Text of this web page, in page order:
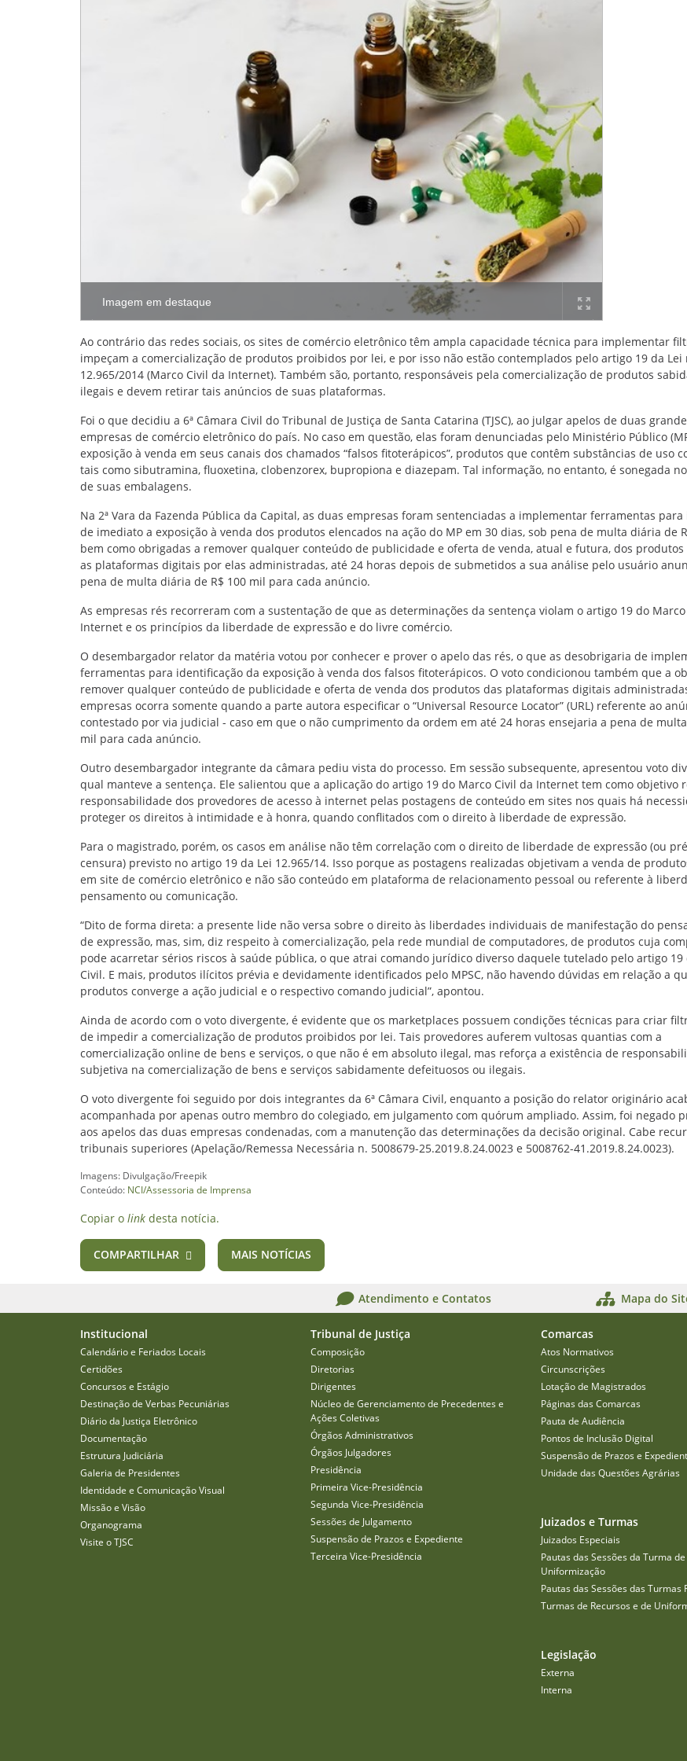
Imagem em destaque
Ao contrário das redes sociais, os sites de comércio eletrônico têm ampla capacidade técnica para implementar
impeçam a comercialização de produtos proibidos por lei, e por isso não estão contemplados pelo artigo 19 da Lei
12.965/2014 (Marco Civil da Internet). Também são, portanto, responsáveis pela comercialização de produtos
ilegais e devem retirar tais anúncios de suas plataformas.
Foi o que decidiu a 6ª Câmara Civil do Tribunal de Justiça de Santa Catarina (TJSC), ao julgar apelos de duas
empresas de comércio eletrônico do país. No caso em questão, elas foram denunciadas pelo Ministério Público
exposição à venda em seus canais dos chamados “falsos fitoterápicos”, produtos que contêm substâncias de uso
tais como sibutramina, fluoxetina, clobenzorex, bupropiona e diazepam. Tal informação, no entanto, é sonegada
de suas embalagens.
Na 2ª Vara da Fazenda Pública da Capital, as duas empresas foram sentenciadas a implementar ferramentas
de imediato a exposição à venda dos produtos elencados na ação do MP em 30 dias, sob pena de multa diária de
bem como obrigadas a remover qualquer conteúdo de publicidade e oferta de venda, atual e futura, dos produtos
as plataformas digitais por elas administradas, até 24 horas depois de submetidos a sua análise pelo usuário
pena de multa diária de R$ 100 mil para cada anúncio.
As empresas rés recorreram com a sustentação de que as determinações da sentença violam o artigo 19 do
Internet e os princípios da liberdade de expressão e do livre comércio.
O desembargador relator da matéria votou por conhecer e prover o apelo das rés, o que as desobrigaria de
ferramentas para identificação da exposição à venda dos falsos fitoterápicos. O voto condicionou também que a
remover qualquer conteúdo de publicidade e oferta de venda dos produtos das plataformas digitais
empresas ocorra somente quando a parte autora especificar o “Universal Resource Locator” (URL) referente ao
contestado por via judicial - caso em que o não cumprimento da ordem em até 24 horas ensejaria a pena de
mil para cada anúncio.
Outro desembargador integrante da câmara pediu vista do processo. Em sessão subsequente, apresentou voto
qual manteve a sentença. Ele salientou que a aplicação do artigo 19 do Marco Civil da Internet tem como objetivo
responsabilidade dos provedores de acesso à internet pelas postagens de conteúdo em sites nos quais há
proteger os direitos à intimidade e à honra, quando conflitados com o direito à liberdade de expressão.
Para o magistrado, porém, os casos em análise não têm correlação com o direito de liberdade de expressão (ou
censura) previsto no artigo 19 da Lei 12.965/14. Isso porque as postagens realizadas objetivam a venda de
em site de comércio eletrônico e não são conteúdo em plataforma de relacionamento pessoal ou referente à
pensamento ou comunicação.
“Dito de forma direta: a presente lide não versa sobre o direito às liberdades individuais de manifestação do
de expressão, mas, sim, diz respeito à comercialização, pela rede mundial de computadores, de produtos cuja
pode acarretar sérios riscos à saúde pública, o que atrai comando jurídico diverso daquele tutelado pelo artigo 19
Civil. E mais, produtos ilícitos prévia e devidamente identificados pelo MPSC, não havendo dúvidas em relação a
produtos converge a ação judicial e o respectivo comando judicial”, apontou.
Ainda de acordo com o voto divergente, é evidente que os marketplaces possuem condições técnicas para criar
de impedir a comercialização de produtos proibidos por lei. Tais provedores auferem vultosas quantias com a
comercialização online de bens e serviços, o que não é em absoluto ilegal, mas reforça a existência de
subjetiva na comercialização de bens e serviços sabidamente defeituosos ou ilegais.
O voto divergente foi seguido por dois integrantes da 6ª Câmara Civil, enquanto a posição do relator originário
acompanhada por apenas outro membro do colegiado, em julgamento com quórum ampliado. Assim, foi negado
aos apelos das duas empresas condenadas, com a manutenção das determinações da decisão original. Cabe
tribunais superiores (Apelação/Remessa Necessária n. 5008679-25.2019.8.24.0023 e 5008762-41.2019.8.24.0023).
Imagens: Divulgação/Freepik
Conteúdo: NCI/Assessoria de Imprensa
Copiar o link desta notícia.
COMPARTILHAR MAIS NOTÍCIAS
Atendimento e Contatos Mapa do
Institucional
Calendário e Feriados Locais
Certidões
Concursos e Estágio
Destinação de Verbas Pecuniárias
Diário da Justiça Eletrônico
Documentação
Estrutura Judiciária
Galeria de Presidentes
Identidade e Comunicação Visual
Missão e Visão
Organograma
Visite o TJSC
Tribunal de Justiça
Composição
Diretorias
Dirigentes
Núcleo de Gerenciamento de Precedentes e
Ações Coletivas
Órgãos Administrativos
Órgãos Julgadores
Presidência
Primeira Vice-Presidência
Segunda Vice-Presidência
Sessões de Julgamento
Suspensão de Prazos e Expediente
Terceira Vice-Presidência
Comarcas
Atos Normativos
Circunscrições
Lotação de Magistrados
Páginas das Comarcas
Pauta de Audiência
Pontos de Inclusão Digital
Suspensão de Prazos e
Unidade das Questões Agrárias
Juizados e Turmas
Juizados Especiais
Pautas das Sessões da Turma de
Uniformização
Pautas das Sessões das Turmas
Turmas de Recursos e de
Legislação
Externa
Interna